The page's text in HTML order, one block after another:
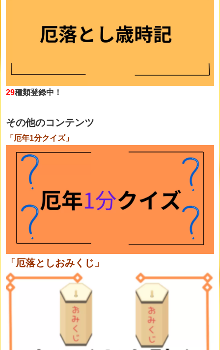
29種類登録中！
その他のコンテンツ
「厄年1分クイズ」
「厄落としおみくじ」